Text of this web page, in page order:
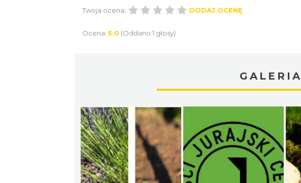
Twoja ocena: DODAJ OCENĘ
Ocena: 5.0 (Oddano 1 głosy)
GALERIA